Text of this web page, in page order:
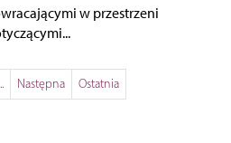
w przestrzeni
Następna Ostatnia